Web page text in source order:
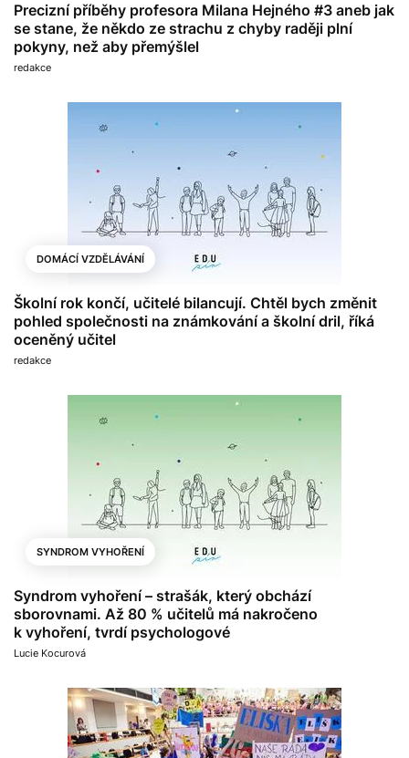
Precizní příběhy profesora Milana Hejného #3 aneb jak
se stane, že někdo ze strachu z chyby raději plní
pokyny, než aby přemýšlel
redakce
DOMÁCÍ VZDĚLÁVÁNÍ
Školní rok končí, učitelé bilancují. Chtěl bych změnit
pohled společnosti na známkování a školní dril, říká
oceněný učitel
redakce
SYNDROM VYHOŘENÍ
Syndrom vyhoření – strašák, který obchází
sborovnami. Až 80 % učitelů má nakročeno
k vyhoření, tvrdí psychologové
Lucie Kocurová